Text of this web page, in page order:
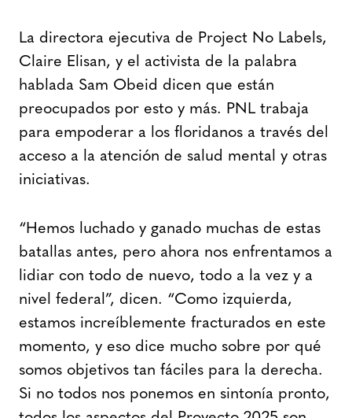
La directora ejecutiva de Project No Labels,
Claire Elisan, y el activista de la palabra
hablada Sam Obeid dicen que están
preocupados por esto y más. PNL trabaja
para empoderar a los floridanos a través del
acceso a la atención de salud mental y otras
iniciativas.
“Hemos luchado y ganado muchas de estas
batallas antes, pero ahora nos enfrentamos a
lidiar con todo de nuevo, todo a la vez y a
nivel federal”, dicen. “Como izquierda,
estamos increíblemente fracturados en este
momento, y eso dice mucho sobre por qué
somos objetivos tan fáciles para la derecha.
Si no todos nos ponemos en sintonía pronto,